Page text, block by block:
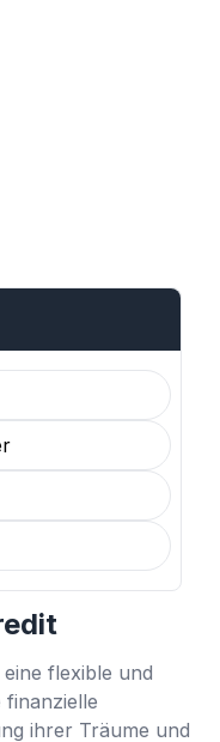
flexible und
finanzielle
ihrer Träume und